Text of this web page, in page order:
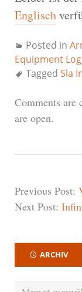
Englisch
Posted in
Equipment Log
Tagged Sla
Comments are
are open.
Previous Post:
Next Post:
ARCHIV